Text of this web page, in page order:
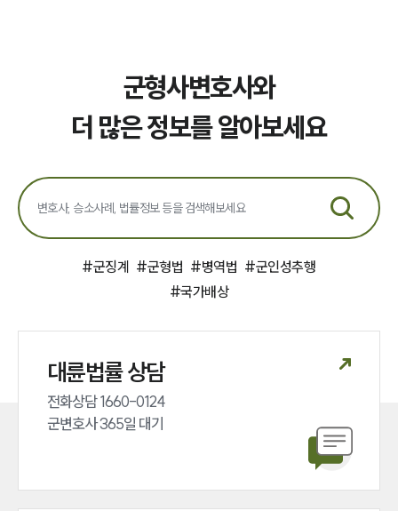
군형사변호사와
더 많은 정보를 알아보세요
#군징계 #군형법 #병역법 #군인성추행
#국가배상
대륜법률 상담
전화상담 1660-0124
군변호사 365일 대기